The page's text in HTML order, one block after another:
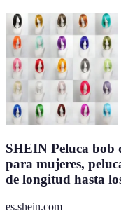
SHEIN Peluca bob
para mujeres,
de longitud hasta
es.shein.com